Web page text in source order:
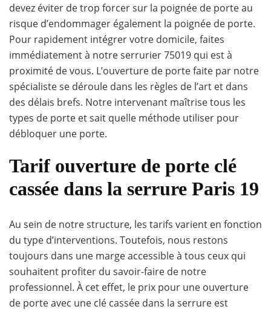
devez éviter de trop forcer sur la poignée de porte au
risque d’endommager également la poignée de porte.
Pour rapidement intégrer votre domicile, faites
immédiatement à notre serrurier 75019 qui est à
proximité de vous. L’ouverture de porte faite par notre
spécialiste se déroule dans les règles de l’art et dans
des délais brefs. Notre intervenant maîtrise tous les
types de porte et sait quelle méthode utiliser pour
débloquer une porte.
Tarif ouverture de porte clé
cassée dans la serrure Paris 19
Au sein de notre structure, les tarifs varient en fonction
du type d’interventions. Toutefois, nous restons
toujours dans une marge accessible à tous ceux qui
souhaitent profiter du savoir-faire de notre
professionnel. À cet effet, le prix pour une ouverture
de porte avec une clé cassée dans la serrure est